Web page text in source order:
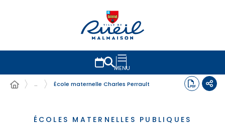
MENU
…
École maternelle Charles Perrault
ÉCOLES MATERNELLES PUBLIQUES